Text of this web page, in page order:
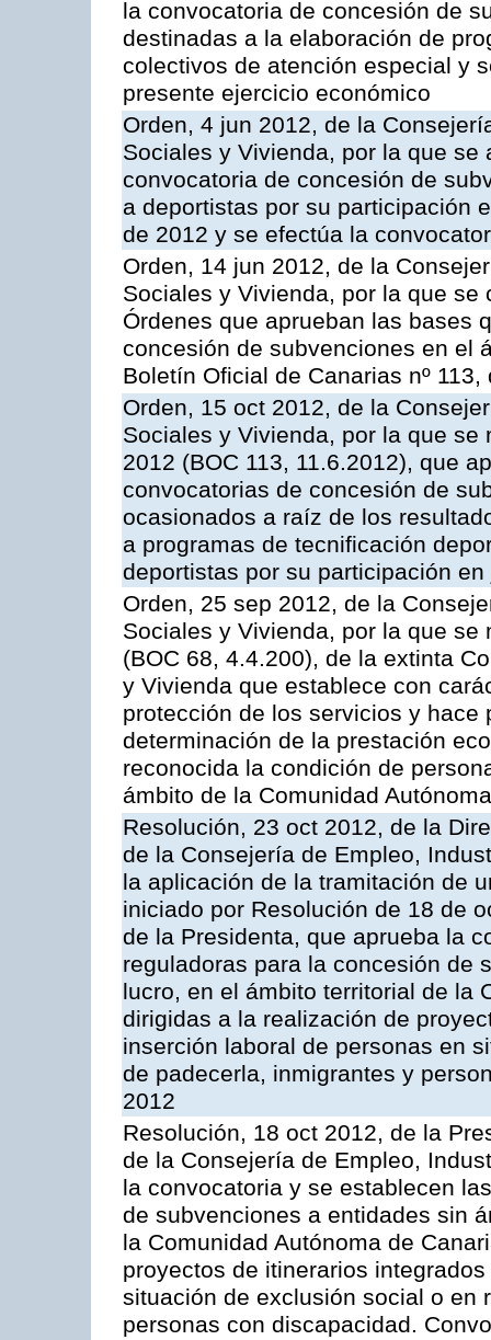
la convocatoria de concesión de
destinadas a la elaboración de
colectivos de atención especial y
presente ejercicio económico
Orden, 4 jun 2012, de la
Sociales y Vivienda, por la que
convocatoria de concesión de
a deportistas por su participación
de 2012 y se efectúa la
Orden, 14 jun 2012, de la
Sociales y Vivienda, por la que
Órdenes que aprueban las bases
concesión de subvenciones en el
Boletín Oficial de Canarias nº
Orden, 15 oct 2012, de la
Sociales y Vivienda, por la que
2012 (BOC 113, 11.6.2012), que
convocatorias de concesión de
ocasionados a raíz de los
a programas de tecnificación
deportistas por su participación
Orden, 25 sep 2012, de la
Sociales y Vivienda, por la que
(BOC 68, 4.4.200), de la extinta
y Vivienda que establece con
protección de los servicios y hace
determinación de la prestación
reconocida la condición de
ámbito de la Comunidad
Resolución, 23 oct 2012, de la
de la Consejería de Empleo,
la aplicación de la tramitación de
iniciado por Resolución de 18 de
de la Presidenta, que aprueba la
reguladoras para la concesión de
lucro, en el ámbito territorial de la
dirigidas a la realización de
inserción laboral de personas en
de padecerla, inmigrantes y
2012
Resolución, 18 oct 2012, de la
de la Consejería de Empleo,
la convocatoria y se establecen
de subvenciones a entidades sin
la Comunidad Autónoma de
proyectos de itinerarios
situación de exclusión social o en
personas con discapacidad.